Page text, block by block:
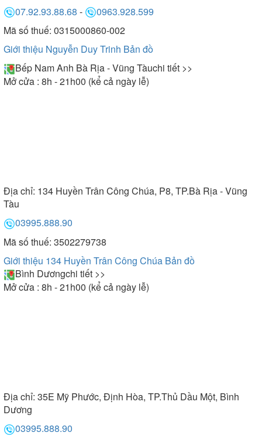
07.92.93.88.68 -
0963.928.599
Mã số thuế: 0315000860-002
Giới thiệu Nguyễn Duy Trinh Bản đồ
Bếp Nam Anh Bà Rịa - Vũng Tàuchi tiết >>
Mở cửa : 8h - 21h00 (kể cả ngày lễ)
Địa chỉ: 134 Huyền Trân Công Chúa, P8, TP.Bà Rịa - Vũng
Tàu
03995.888.90
Mã số thuế: 3502279738
Giới thiệu 134 Huyền Trân Công Chúa Bản đồ
Bình Dươngchi tiết >>
Mở cửa : 8h - 21h00 (kể cả ngày lễ)
Địa chỉ: 35E Mỹ Phước, Định Hòa, TP.Thủ Dầu Một, Bình
Dương
03995.888.90